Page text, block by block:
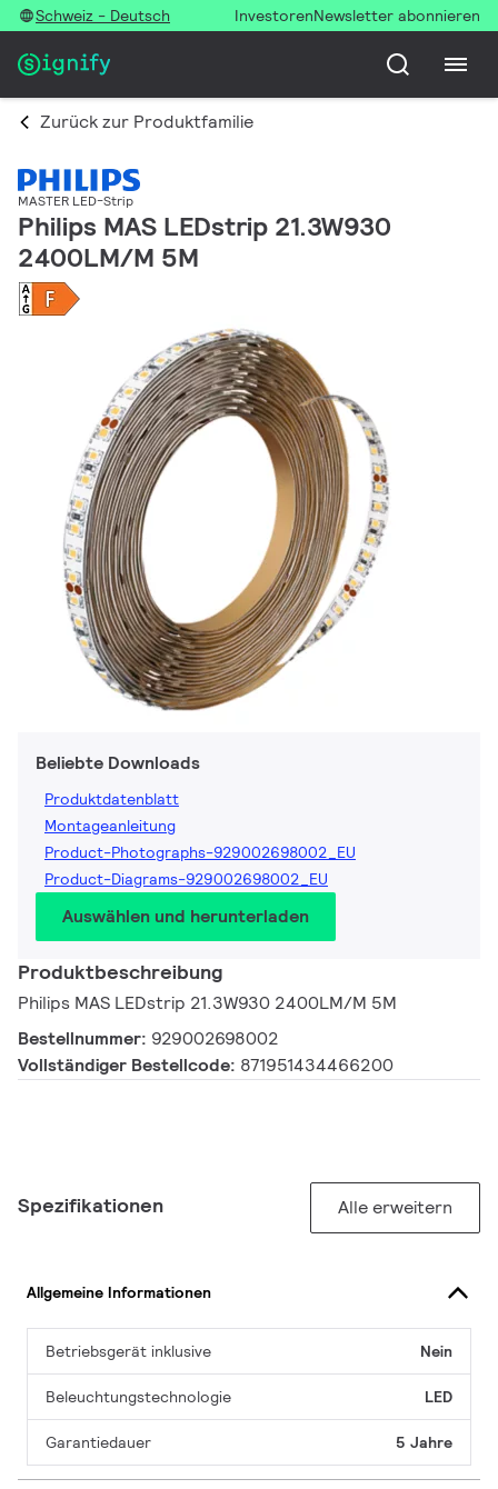
Schweiz - Deutsch InvestorenNewsletter abonnieren
Zurück zur Produktfamilie
MASTER LED-Strip
Philips MAS LEDstrip 21.3W930
2400LM/M 5M
Beliebte Downloads
Produktdatenblatt
Montageanleitung
Product-Photographs-929002698002_EU
Product-Diagrams-929002698002_EU
Auswählen und herunterladen
Produktbeschreibung
Philips MAS LEDstrip 21.3W930 2400LM/M 5M
Bestellnummer: 929002698002
Vollständiger Bestellcode: 871951434466200
Spezifikationen Alle erweitern
Allgemeine Informationen
Betriebsgerät inklusive Nein
Beleuchtungstechnologie LED
Garantiedauer 5 Jahre